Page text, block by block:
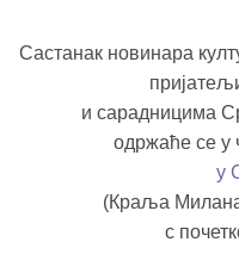
Састанак новинара
и сарадницима
одржаће се у
у
(Краља
с